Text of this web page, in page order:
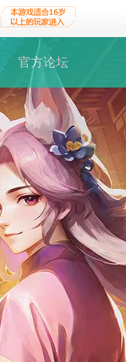
官方论坛